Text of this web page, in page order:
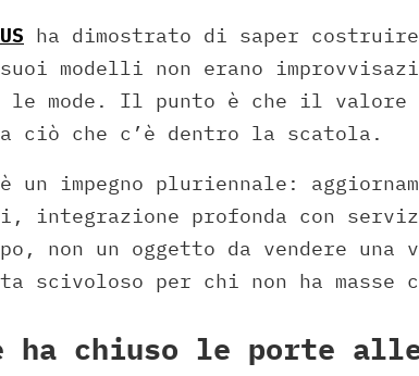
ha dimostrato di saper
modelli non erano
mode. Il punto è che il valore di
ciò che c’è dentro la scatola.
è un impegno pluriennale:
integrazione profonda con
non un oggetto da vendere
scivoloso per chi non ha masse
ha chiuso le porte